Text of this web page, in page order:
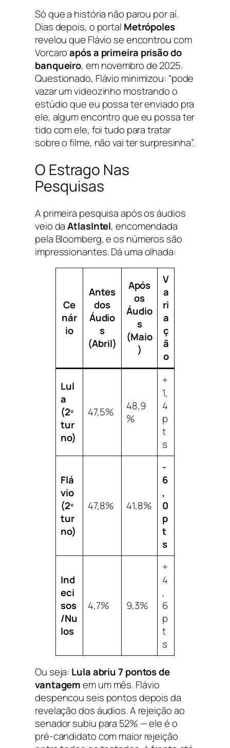
Só que a história não parou por aí.
Dias depois, o portal Metrópoles
revelou que Flávio se encontrou com
Vorcaroapós a primeira prisão do
banqueiro, em novembro de 2025.
Questionado, Flávio minimizou: “pode
vazar um videozinho mostrando o
estúdio que eu possa ter enviado pra
ele, algum encontro que eu possa ter
tido com ele, foi tudo para tratar
sobre o filme, não vai ter surpresinha”.
O Estrago Nas
Pesquisas
A primeira pesquisa após os áudios
veio daAtlasIntel, encomendada
pela Bloomberg, e os números são
impressionantes. Dá uma olhada:
Ce
nár
io
Antes
dos
Áudio
s
(Abril)
Após
os
Áudio
s
(Maio
)
V
a
ri
a
ç
ã
o
Lul
a
(2º
tur
no)
47,5%
48,9
%
+
1,
4
p
t
s
Flá
vio
(2º
tur
no)
47,8% 41,8%
-
6
,
0
p
t
s
Ind
eci
sos
/Nu
los
4,7% 9,3%
+
4
,
6
p
t
s
Ou seja: Lula abriu 7 pontos de
vantagemem um mês. Flávio
despencou seis pontos depois da
revelação dos áudios. A rejeição ao
senador subiu para 52% — ele é o
pré-candidato com maior rejeição